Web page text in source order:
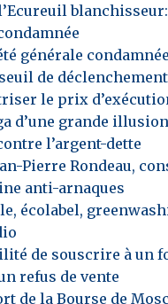
générale condamnée
de
le prix
d’une grande illusion
l’argent-dette
Pierre Rondeau,
anti-arnaques
écolabel,
de souscrire à un
refus de vente
de la Bourse de